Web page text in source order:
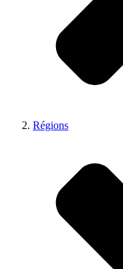
Régions